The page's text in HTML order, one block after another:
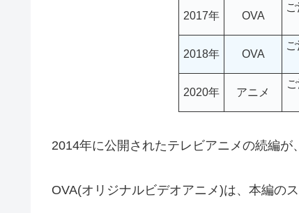
2017年 OVA
2018年 OVA
2020年 アニメ
2014年に公開されたテレビアニメの続編が
OVA(オリジナルビデオアニメ)は、本編の